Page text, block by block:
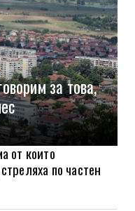
за това,
от които
по частен